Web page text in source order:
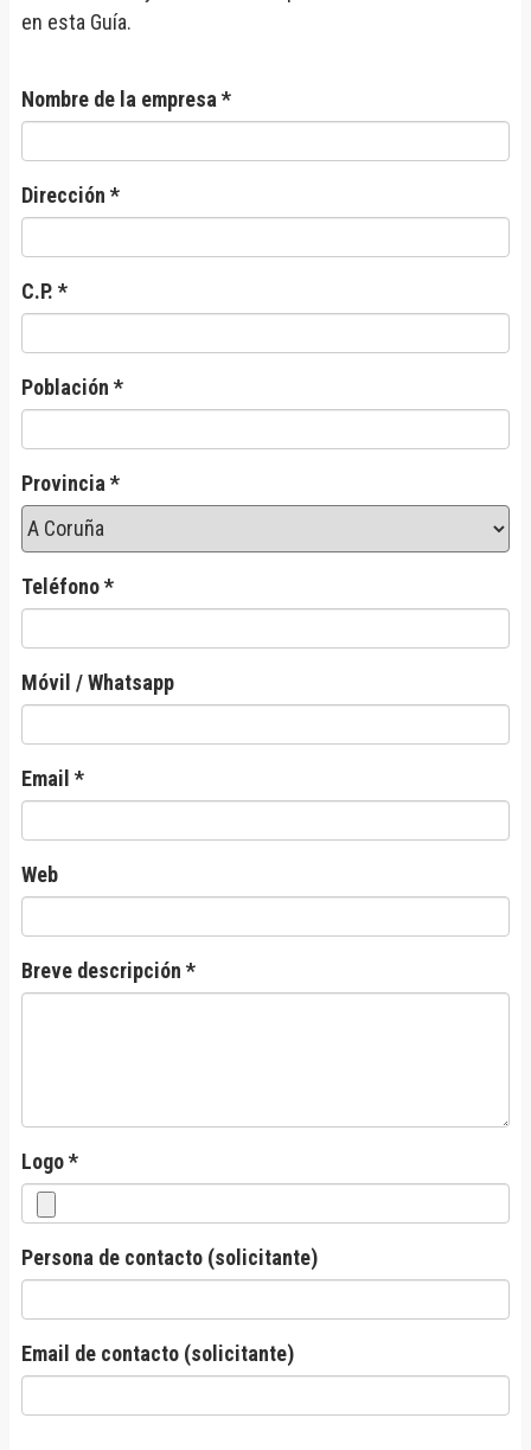
en esta Guía.
Nombre de la empresa *
Dirección *
C.P. *
Población *
Provincia *
Teléfono *
Móvil / Whatsapp
Email *
Web
Breve descripción *
Logo *
Persona de contacto (solicitante)
Email de contacto (solicitante)